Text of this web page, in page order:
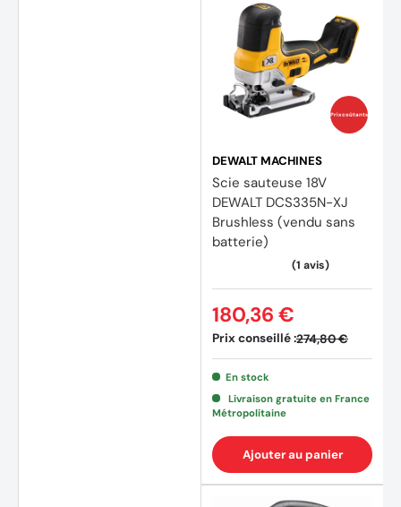
(3
Prix coûtants
DEWALT MACHINES
Scie sauteuse 18V
DEWALT DCS335N-XJ
Brushless (vendu sans
batterie)
Prix conseillé :274,80 €
180,36 €
En stock
Livraison gratuite en France
Métropolitaine
Ajouter au panier